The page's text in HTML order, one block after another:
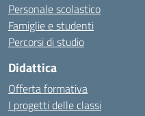
Personale scolastico
Famiglie e studenti
Percorsi di studio
Didattica
Offerta formativa
I progetti delle classi